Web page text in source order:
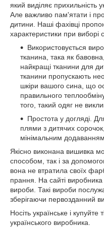
який виділяє прихильність
Але важливо пам'ятати і
дитини. Наші фахівці
характеристики при
Використовується
тканина, така як
найкращі тканини для
тканини пропускають
шкіри вашого сина, що
правильного
того, такий одяг не
Простота у догляді.
плями з дитячих
мінімальним
Якісно виконана вишивка
способом, так і за
вона не втратила своїх
прання. На сайті виробника
вироби. Такі вироби
зберігаючи первозданний
Носіть українське і
українського виробника.